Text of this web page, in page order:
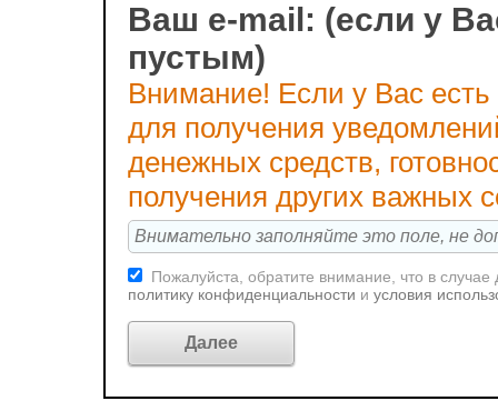
Ваш e-mail: (если у
пустым)
Внимание! Если у Вас
для получения
денежных средств,
получения других важных
Пожалуйста, обратите внимание, что в
политику конфиденциальности и условия